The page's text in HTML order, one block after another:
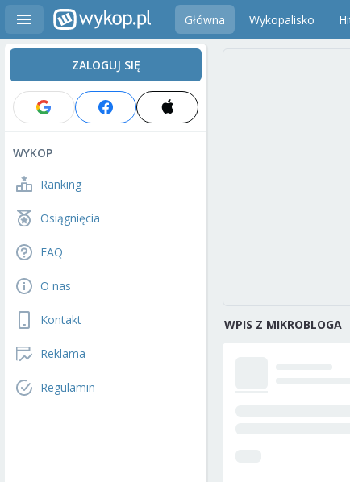
Główna Wykopalisko
ZALOGUJ SIĘ
WYKOP
Ranking
Osiągnięcia
FAQ
O nas
Kontakt
Reklama
Regulamin
WPIS Z MIKROBLOGA